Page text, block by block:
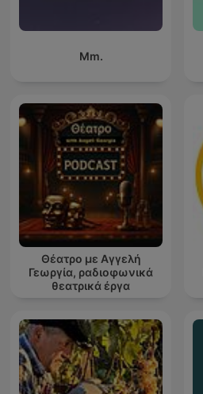
Mm.
Θέατρο με Αγγελή
Γεωργία, ραδιοφωνικά
θεατρικά έργα